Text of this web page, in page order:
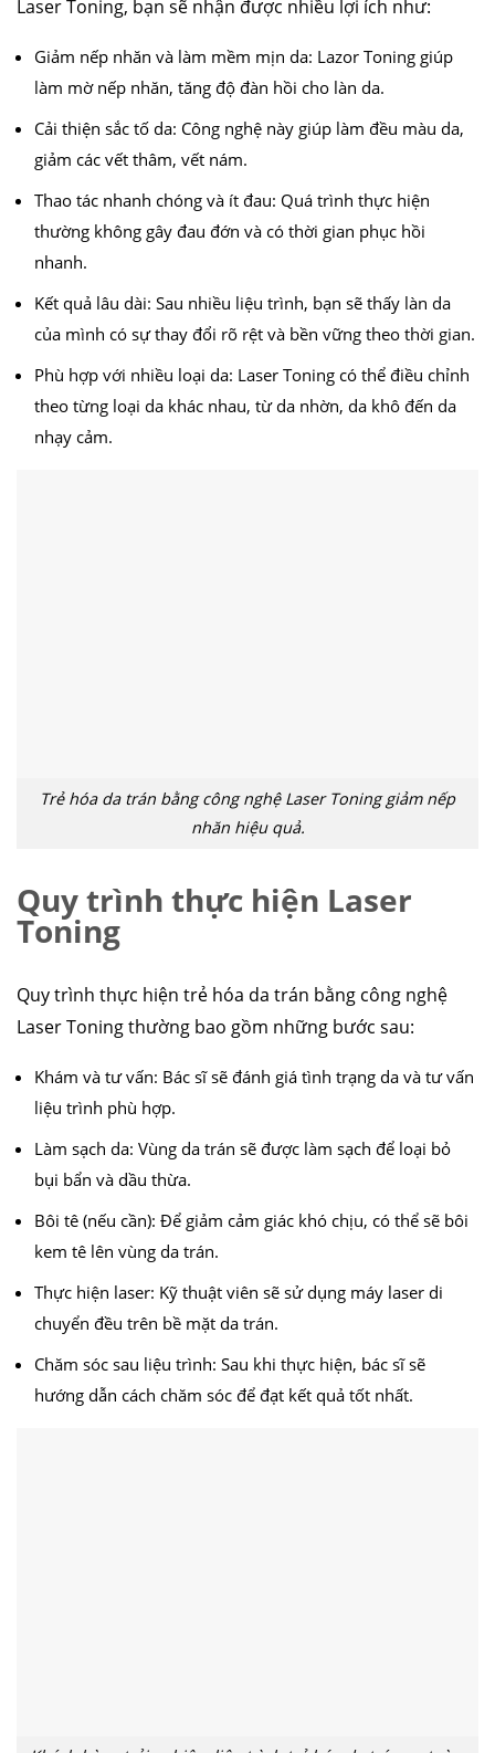
Laser Toning, bạn sẽ nhận được nhiều lợi ích như:
Giảm nếp nhăn và làm mềm mịn da: Lazor Toning giúp
làm mờ nếp nhăn, tăng độ đàn hồi cho làn da.
Cải thiện sắc tố da: Công nghệ này giúp làm đều màu da,
giảm các vết thâm, vết nám.
Thao tác nhanh chóng và ít đau: Quá trình thực hiện
thường không gây đau đớn và có thời gian phục hồi
nhanh.
Kết quả lâu dài: Sau nhiều liệu trình, bạn sẽ thấy làn da
của mình có sự thay đổi rõ rệt và bền vững theo thời gian.
Phù hợp với nhiều loại da: Laser Toning có thể điều chỉnh
theo từng loại da khác nhau, từ da nhờn, da khô đến da
nhạy cảm.
Trẻ hóa da trán bằng công nghệ Laser Toning giảm nếp
nhăn hiệu quả.
Quy trình thực hiện Laser
Toning
Quy trình thực hiện trẻ hóa da trán bằng công nghệ
Laser Toning thường bao gồm những bước sau:
Khám và tư vấn: Bác sĩ sẽ đánh giá tình trạng da và tư vấn
liệu trình phù hợp.
Làm sạch da: Vùng da trán sẽ được làm sạch để loại bỏ
bụi bẩn và dầu thừa.
Bôi tê (nếu cần): Để giảm cảm giác khó chịu, có thể sẽ bôi
kem tê lên vùng da trán.
Thực hiện laser: Kỹ thuật viên sẽ sử dụng máy laser di
chuyển đều trên bề mặt da trán.
Chăm sóc sau liệu trình: Sau khi thực hiện, bác sĩ sẽ
hướng dẫn cách chăm sóc để đạt kết quả tốt nhất.